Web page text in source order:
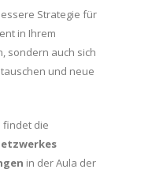
Strategie für
in Ihrem
sondern auch sich
und neue
findet die
in der Aula der